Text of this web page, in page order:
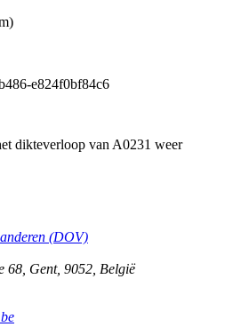
e824f0bf84c6
dikteverloop van A0231 weer
(DOV)
68 Gent, 9052 België